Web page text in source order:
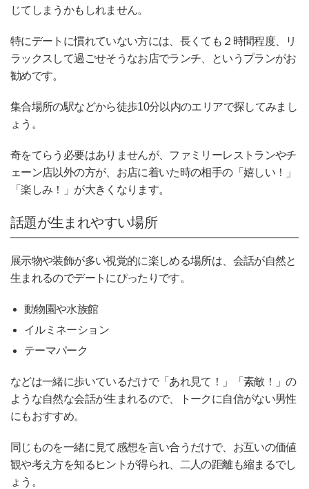
じてしまうかもしれません。
特にデートに慣れていない方には、長くても２時間程度、リ
ラックスして過ごせそうなお店でランチ、というプランがお
勧めです。
集合場所の駅などから徒歩10分以内のエリアで探してみまし
ょう。
奇をてらう必要はありませんが、ファミリーレストランやチ
ェーン店以外の方が、お店に着いた時の相手の「嬉しい！」
「楽しみ！」が大きくなります。
話題が生まれやすい場所
展示物や装飾が多い視覚的に楽しめる場所は、会話が自然と
生まれるのでデートにぴったりです。
動物園や水族館
イルミネーション
テーマパーク
などは一緒に歩いているだけで「あれ見て！」「素敵！」の
ような自然な会話が生まれるので、トークに自信がない男性
にもおすすめ。
同じものを一緒に見て感想を言い合うだけで、お互いの価値
観や考え方を知るヒントが得られ、二人の距離も縮まるでし
ょう。